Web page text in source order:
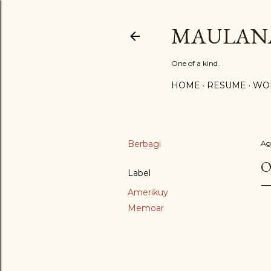
One of a kind.
HOME RESUME
Berbagi
Label
Amerikuy
Memoar